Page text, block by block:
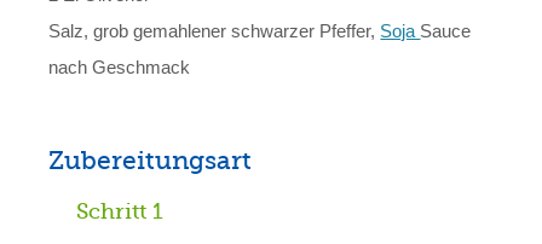
Salz, grob gemahlener schwarzer Pfeffer, Soja Sauce
nach Geschmack
Zubereitungsart
Schritt 1